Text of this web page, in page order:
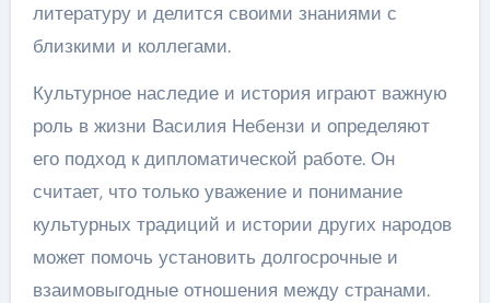
литературу и делится своими знаниями с
близкими и коллегами.
Культурное наследие и история играют важную
роль в жизни Василия Небензи и определяют
его подход к дипломатической работе. Он
считает, что только уважение и понимание
культурных традиций и истории других народов
может помочь установить долгосрочные и
взаимовыгодные отношения между странами.